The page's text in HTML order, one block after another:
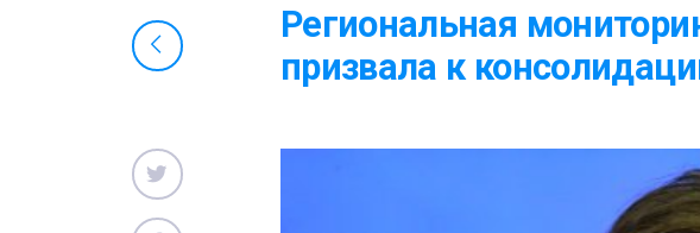
Региональная
призвала к